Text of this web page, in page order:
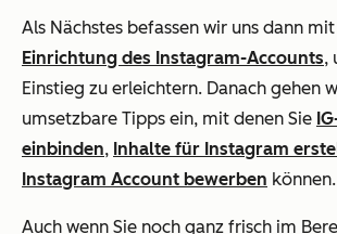
Als Nächstes befassen wir uns dann
Einrichtung des Instagram-Accounts,
Einstieg zu erleichtern. Danach gehen
umsetzbare Tipps ein, mit denen Sie
einbinden, Inhalte für Instagram
Instagram Account bewerben können.
Auch wenn Sie noch ganz frisch im